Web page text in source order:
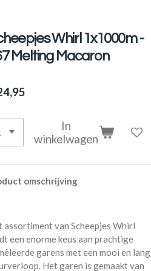
Whirl 1x1000m -
Melting Macaron
In
winkelwagen
omschrijving
assortiment van Scheepjes Whirl
een enorme keus aan prachtige
garens met een mooi en lang
Het garen is gemaakt van